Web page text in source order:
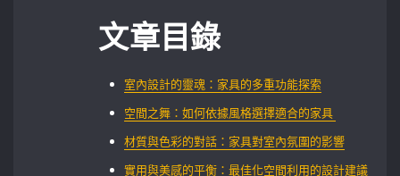
文章目錄
室內設計的靈魂：家具的多重功能探索‍
空間之舞：如何依據風格選擇適合的家具 ⁤
材質與色彩的對話：家具對室內氛圍的影響
實用與美感的平衡：最佳化空間利用的設計建議